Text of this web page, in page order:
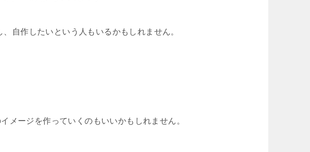
自作したいという人もいるかもしれません。
メージを作っていくのもいいかもしれません。